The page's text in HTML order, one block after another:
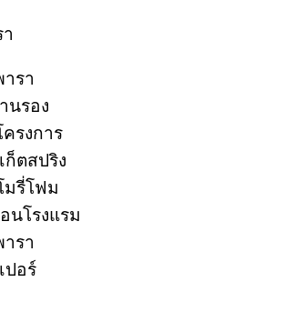
รา
นรอง
ครงการ
ตสปริง
รี่โฟม
นโรงแรม
รา
ปอร์